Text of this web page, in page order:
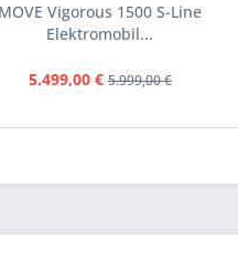
MOVE Vigorous 1500 S-Line
Elektromobil...
5.499,00 € 5.999,00 €